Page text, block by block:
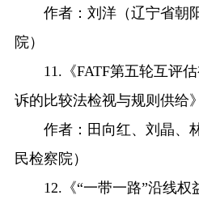
作者：刘洋（辽宁省朝
院）
11.《FATF第五轮互评估
诉的比较法检视与规则供给》
作者：田向红、刘晶、林
民检察院）
12.《“一带一路”沿线权